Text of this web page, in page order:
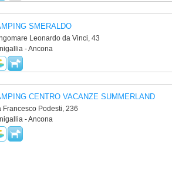
SMERALDO
Leonardo da Vinci, 43
- Ancona
CENTRO VACANZE SUMMERLAND
Francesco Podesti, 236
- Ancona